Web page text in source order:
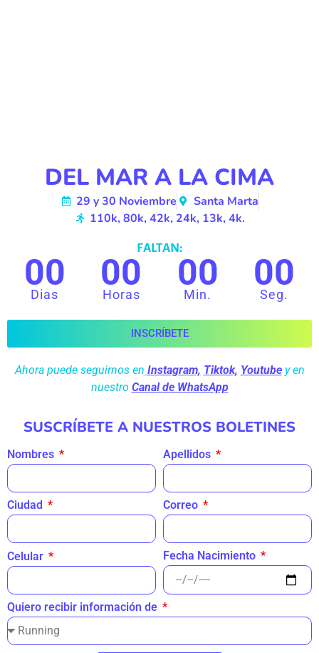
DEL MAR A LA CIMA
29 y 30 Noviembre
Santa Marta
110k, 80k, 42k, 24k, 13k, 4k.
FALTAN:
00
Dias
00
Horas
00
Min.
00
Seg.
INSCRÍBETE
Ahora puede seguirnos en Instagram, Tiktok, Youtubey en
nuestro Canal de WhatsApp
SUSCRÍBETE A NUESTROS BOLETINES
Nombres Apellidos
Ciudad Correo
Celular Fecha Nacimiento
Quiero recibir información de